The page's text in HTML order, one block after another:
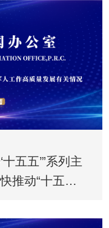
五五’”系列主
推动“十五